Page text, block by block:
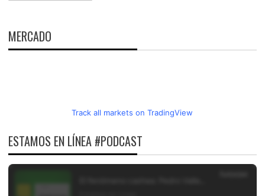
MERCADO
Track all markets on TradingView
ESTAMOS EN LÍNEA #PODCAST